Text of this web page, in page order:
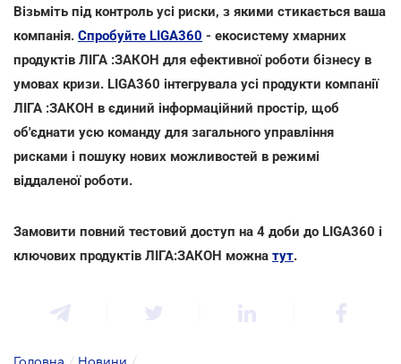
Візьміть під контроль усі риски, з якими стикається ваша
компанія. Спробуйте LIGA360 - екосистему хмарних
продуктів ЛІГА :ЗАКОН для ефективної роботи бізнесу в
умовах кризи. LIGA360 інтегрувала усі продукти компанії
ЛІГА :ЗАКОН в єдиний інформаційний простір, щоб
об'єднати усю команду для загального управління
рисками і пошуку нових можливостей в режимі
віддаленої роботи.
Замовити повний тестовий доступ на 4 доби до LIGA360 і
ключових продуктів ЛІГА:ЗАКОН можна тут.
Головна / Новини /